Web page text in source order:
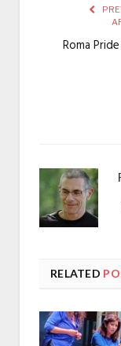
Roma
RELATED